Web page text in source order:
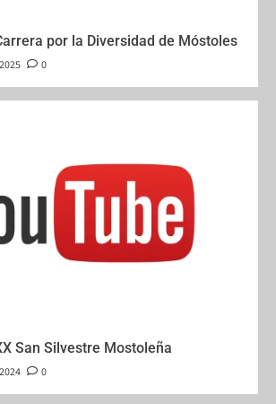
por la Diversidad de Móstoles
0
San Silvestre Mostoleña
0